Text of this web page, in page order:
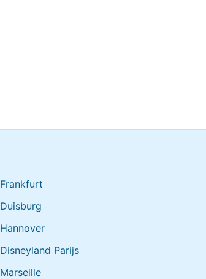
Frankfurt
Duisburg
Hannover
Disneyland Parijs
Marseille